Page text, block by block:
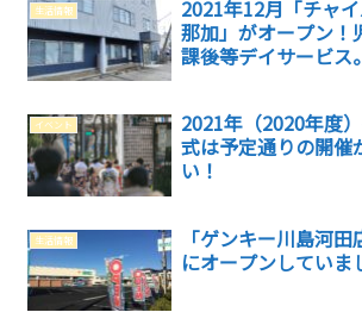
生活情報
2021年12月「チャ
那加」がオープン！
課後等デイサービス。
イベント
2021年（2020年度
式は予定通りの開催
い！
生活情報
「ゲンキー川島河
にオープンしていま